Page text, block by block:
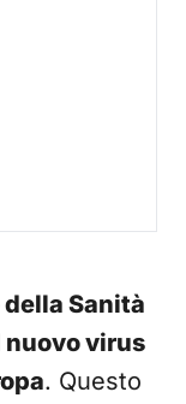
della Sanità
nuovo virus
. Questo